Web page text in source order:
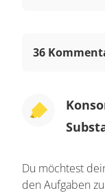
36
Du möchtest
den Aufgaben